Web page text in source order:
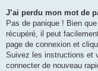
J’ai perdu mon mot de
Pas de panique ! Bien
récupéré, il peut
page de connexion et
Suivez les instructions et
connecter de nouveau